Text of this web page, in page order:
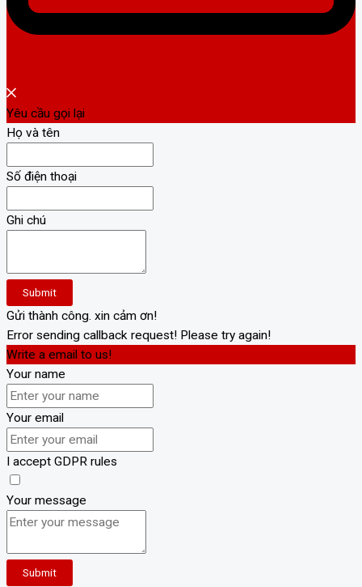
Yêu cầu gọi lại
Họ và tên
Số điện thoại
Ghi chú
Submit
Gửi thành công. xin cảm ơn!
Error sending callback request! Please try again!
Write a email to us!
Your name
Your email
I accept GDPR rules
Your message
Submit